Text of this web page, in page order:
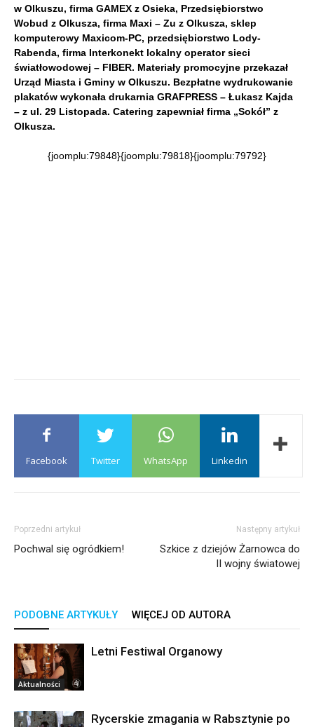
w Olkuszu, firma GAMEX z Osieka, Przedsiębiorstwo
Wobud z Olkusza, firma Maxi – Zu z Olkusza, sklep
komputerowy Maxicom-PC, przedsiębiorstwo Lody-
Rabenda, firma Interkonekt lokalny operator sieci
światłowodowej – FIBER. Materiały promocyjne przekazał
Urząd Miasta i Gminy w Olkuszu. Bezpłatne wydrukowanie
plakatów wykonała drukarnia GRAFPRESS – Łukasz Kajda
– z ul. 29 Listopada. Catering zapewniał firma „Sokół” z
Olkusza.
{joomplu:79848}{joomplu:79818}{joomplu:79792}
Facebook Twitter WhatsApp Linkedin
Poprzedni artykuł
Pochwal się ogródkiem!
Następny artykuł
Szkice z dziejów Żarnowca do
II wojny światowej
PODOBNE ARTYKUŁY WIĘCEJ OD AUTORA
Aktualności
Letni Festiwal Organowy
Rycerskie zmagania w Rabsztynie po